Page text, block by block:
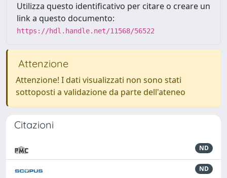
Utilizza questo identificativo per citare o creare un
link a questo documento:
https://hdl.handle.net/11568/56522
Attenzione
Attenzione! I dati visualizzati non sono stati
sottoposti a validazione da parte dell'ateneo
Citazioni
ND
ND